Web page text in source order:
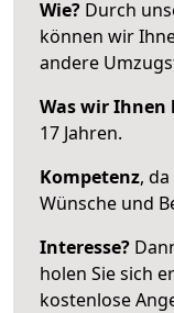
Wie? Durch
können wir
andere
Was wir Ihnen
17 Jahren.
Kompetenz,
Wünsche und
Interesse?
holen Sie sich
kostenlose